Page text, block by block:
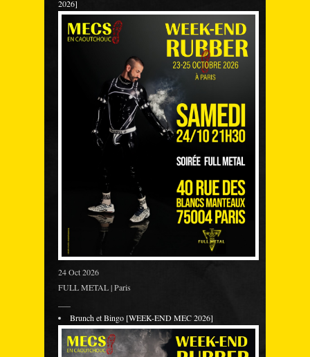
2026]
24 Oct 2026
FULL METAL | Paris
Brunch et Bingo [WEEK-END MEC 2026]